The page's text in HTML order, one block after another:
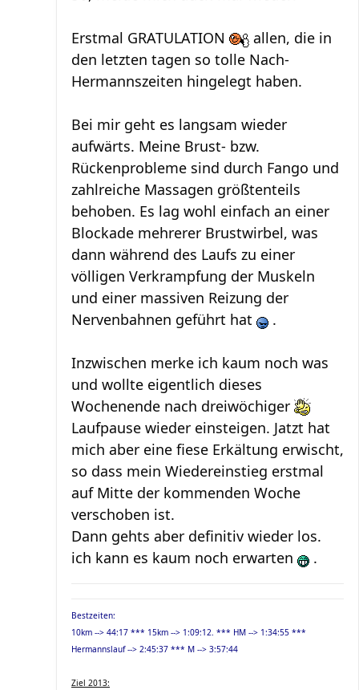
Erstmal GRATULATION
allen, die in
den letzten tagen so tolle Nach-
Hermannszeiten hingelegt haben.
Bei mir geht es langsam wieder
aufwärts. Meine Brust- bzw.
Rückenprobleme sind durch Fango und
zahlreiche Massagen größtenteils
behoben. Es lag wohl einfach an einer
Blockade mehrerer Brustwirbel, was
dann während des Laufs zu einer
völligen Verkrampfung der Muskeln
und einer massiven Reizung der
Nervenbahnen geführt hat
.
Inzwischen merke ich kaum noch was
und wollte eigentlich dieses
Wochenende nach dreiwöchiger
Laufpause wieder einsteigen. Jatzt hat
mich aber eine fiese Erkältung erwischt,
so dass mein Wiedereinstieg erstmal
auf Mitte der kommenden Woche
verschoben ist.
Dann gehts aber definitiv wieder los.
ich kann es kaum noch erwarten
.
Bestzeiten:
10km --> 44:17 *** 15km --> 1:09:12. *** HM --> 1:34:55 ***
Hermannslauf --> 2:45:37 *** M --> 3:57:44
Ziel 2013: